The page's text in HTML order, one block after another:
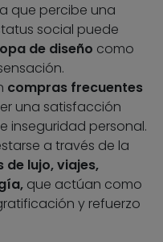
que percibe una
social puede
de diseño como
compras frecuentes
una satisfacción
inseguridad personal.
a través de la
lujo, viajes,
que actúan como
y refuerzo